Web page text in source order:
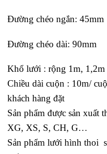
Đường chéo ngắn: 45mm
Đường chéo dài: 90mm
Khổ lưới : rộng 1m, 1,2m
Chiều dài cuộn : 10m/
khách hàng đặt
Sản phẩm được sản xuất
XG, XS, S, CH, G…
Sản phẩm lưới hình thoi